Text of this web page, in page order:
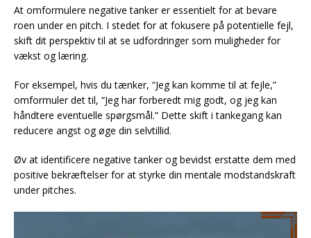
At omformulere negative tanker er essentielt for at bevare
roen under en pitch. I stedet for at fokusere på potentielle fejl,
skift dit perspektiv til at se udfordringer som muligheder for
vækst og læring.
For eksempel, hvis du tænker, “Jeg kan komme til at fejle,”
omformuler det til, “Jeg har forberedt mig godt, og jeg kan
håndtere eventuelle spørgsmål.” Dette skift i tankegang kan
reducere angst og øge din selvtillid.
Øv at identificere negative tanker og bevidst erstatte dem med
positive bekræftelser for at styrke din mentale modstandskraft
under pitches.